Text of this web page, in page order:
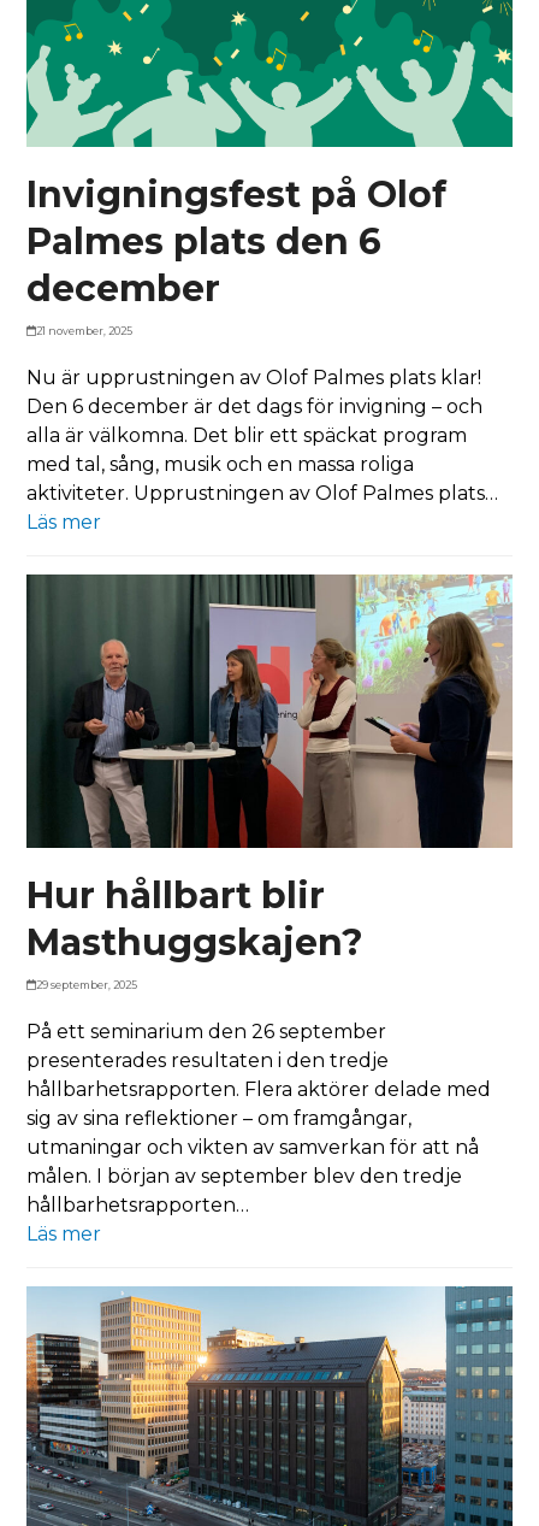
Invigningsfest på Olof
Palmes plats den 6
december
21 november, 2025
Nu är upprustningen av Olof Palmes plats klar!
Den 6 december är det dags för invigning – och
alla är välkomna. Det blir ett späckat program
med tal, sång, musik och en massa roliga
aktiviteter. Upprustningen av Olof Palmes plats…
Läs mer
Hur hållbart blir
Masthuggskajen?
29 september, 2025
På ett seminarium den 26 september
presenterades resultaten i den tredje
hållbarhetsrapporten. Flera aktörer delade med
sig av sina reflektioner – om framgångar,
utmaningar och vikten av samverkan för att nå
målen. I början av september blev den tredje
hållbarhetsrapporten…
Läs mer